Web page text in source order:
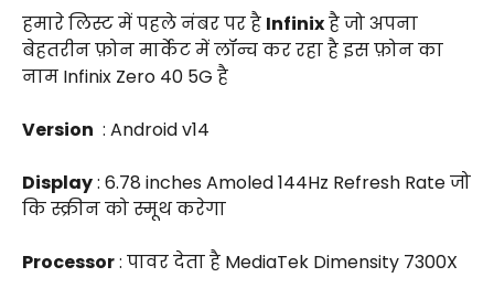
हमारे लिस्ट में पहले नंबर पर है Infinixहै जो अपना
बेहतरीन फ़ोन मार्केट में लॉन्च कर रहा है इस फ़ोन का
नाम Infinix Zero 40 5G है
Version : Android v14
Display: 6.78 inches Amoled 144Hz Refresh Rate जो
कि स्क्रीन को स्मूथ करेगा
Processor: पावर देता है MediaTek Dimensity 7300X